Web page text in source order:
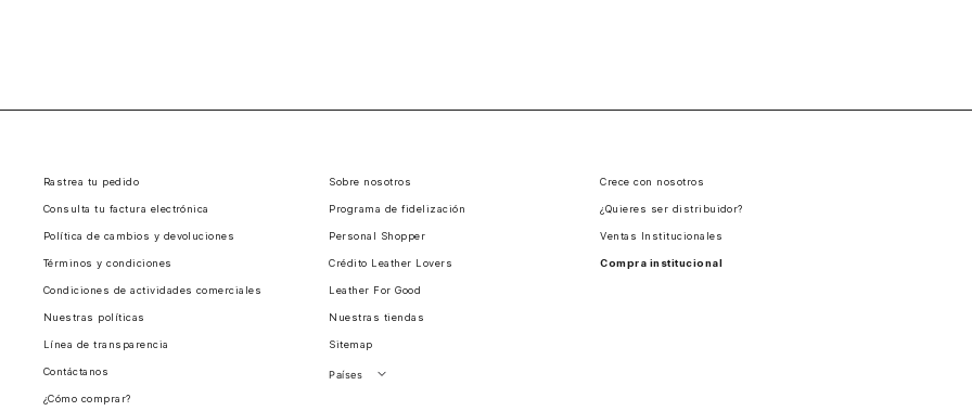
Rastrea tu pedido
Consulta tu factura electrónica
Política de cambios y devoluciones
Términos y condiciones
Condiciones de actividades comerciales
Nuestras políticas
Línea de transparencia
Contáctanos
¿Cómo comprar?
Sobre nosotros
Programa de fidelización
Personal Shopper
Crédito Leather Lovers
Leather For Good
Nuestras tiendas
Sitemap
Países
Crece con nosotros
¿Quieres ser distribuidor?
Ventas Institucionales
Compra institucional